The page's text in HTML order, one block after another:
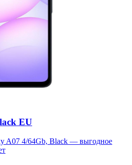
EU
A07 4/64Gb, Black — выгодное